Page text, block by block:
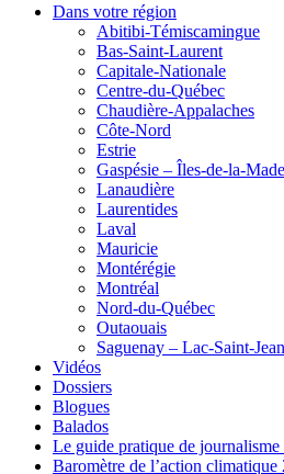
Dans votre région
Abitibi-Témiscamingue
Bas-Saint-Laurent
Capitale-Nationale
Centre-du-Québec
Chaudière-Appalaches
Côte-Nord
Estrie
Gaspésie – Îles-de-la-
Lanaudière
Laurentides
Laval
Mauricie
Montérégie
Montréal
Nord-du-Québec
Outaouais
Saguenay – Lac-Saint-Jean
Vidéos
Dossiers
Blogues
Balados
Le guide pratique de
Baromètre de l’action climatique